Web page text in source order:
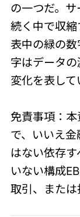
の一つだ。
続く中で収縮
表中の緑の
字はデータ
変化を表して
免責事項：
で、いいえ
はない依存
いない構成
取引、または